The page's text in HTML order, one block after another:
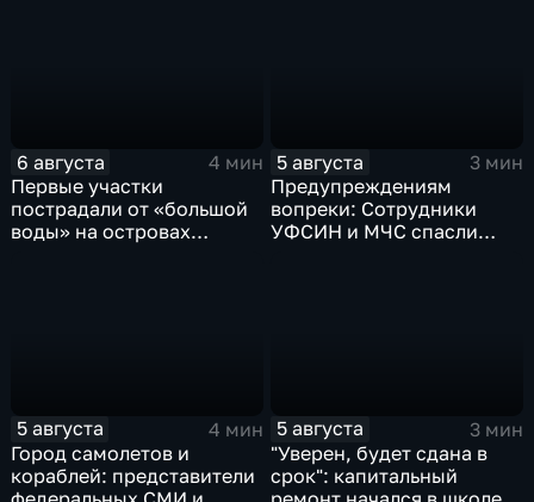
6 августа
4 мин
Первые участки
пострадали от «большой
воды» на островах
5 августа
3 мин
Предупреждениям
вопреки: Сотрудники
УФСИН и МЧС спасли
5 августа
4 мин
Город самолетов и
кораблей: представители
5 августа
3 мин
"Уверен, будет сдана в
срок": капитальный